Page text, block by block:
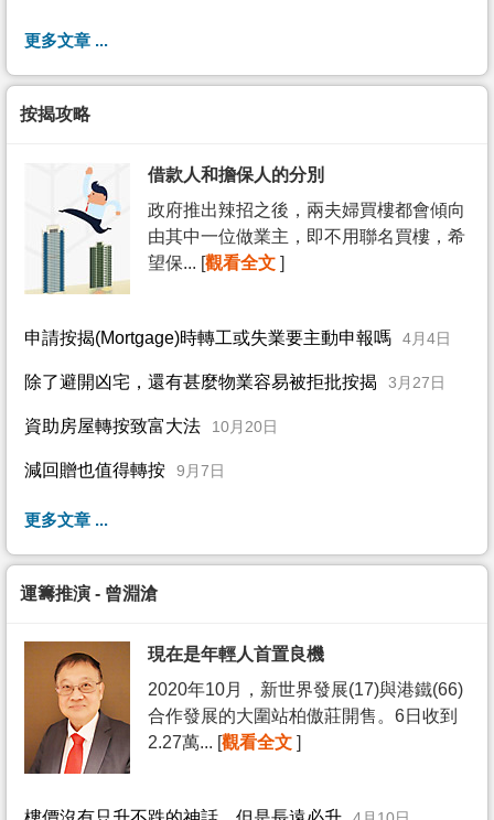
更多文章 ...
按揭攻略
借款人和擔保人的分別
政府推出辣招之後，兩夫婦買樓都會傾向
由其中一位做業主，即不用聯名買樓，希
望保... [觀看全文 ]
申請按揭(Mortgage)時轉工或失業要主動申報嗎 4月4日
除了避開凶宅，還有甚麼物業容易被拒批按揭 3月27日
資助房屋轉按致富大法 10月20日
減回贈也值得轉按 9月7日
更多文章 ...
運籌推演 - 曾淵滄
現在是年輕人首置良機
2020年10月，新世界發展(17)與港鐵(66)
合作發展的大圍站柏傲莊開售。6日收到
2.27萬... [觀看全文 ]